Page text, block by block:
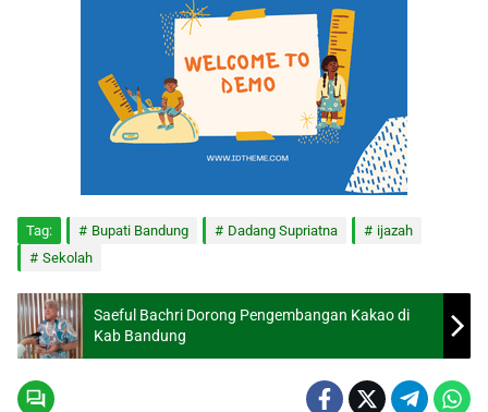
Tag: Bupati Bandung Dadang Supriatna
ijazah
Sekolah
Saeful Bachri Dorong Pengembangan Kakao di
Kab Bandung